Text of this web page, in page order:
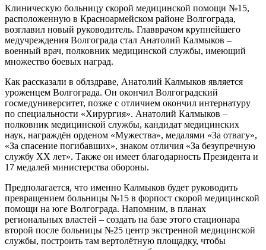
Клиническую больницу скорой медицинской помощи №15,
расположенную в Красноармейском районе Волгограда,
возглавил новый руководитель. Главврачом крупнейшего
медучреждения Волгограда стал Анатолий Калмыков –
военный врач, полковник медицинской службы, имеющий
множество боевых наград.
Как рассказали в облздраве, Анатолий Калмыков является
уроженцем Волгограда. Он окончил Волгоградский
госмедуниверситет, позже с отличием окончил интернатуру
по специальности «Хирургия». Анатолий Калмыков –
полковник медицинской службы, кандидат медицинских
наук, награждён орденом «Мужества», медалями «За отвагу»,
«За спасение погибавших», знаком отличия «За безупречную
службу XX лет». Также он имеет благодарность Президента и
17 медалей министерства обороны.
Предполагается, что именно Калмыков будет руководить
превращением больницы №15 в форпост скорой медицинской
помощи на юге Волгограда. Напомним, в планах
региональных властей – создать на базе этого стационара
второй после больницы №25 центр экстренной медицинской
службы, построить там вертолётную площадку, чтобы